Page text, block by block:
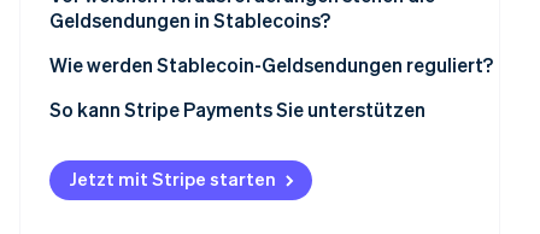
Transparenz und Sicherheit
Umwandlung oder Verwendung der Geldmittel
Geldübertragungs-Anbieter, die auf Blockchains setzen
Spezialisierte Start-ups für Geldsendungen mit Krypto-
Währungen
Geldsendungen in Stablecoins?
Aufsichtsrechtliche Unsicherheit
Ein- und Ausstiegsmöglichkeiten und Liquiditätslücken
Konkurrenz durch Mitbewerber
Wie werden Stablecoin-Geldsendungen reguliert?
USA
Asien-Pazifik-Raum
So kann Stripe Payments Sie unterstützen
Jetzt mit Stripe starten